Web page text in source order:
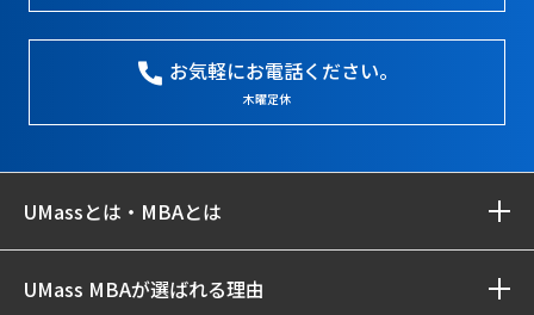
お気軽にお電話ください。
木曜定休
UMassとは・MBAとは
UMass MBAが選ばれる理由